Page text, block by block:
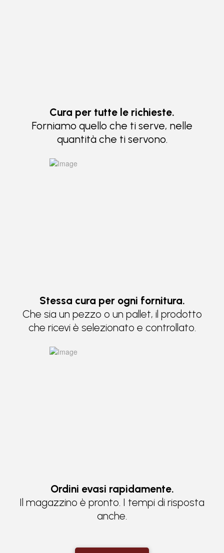
Cura per tutte le richieste.
Forniamo quello che ti serve, nelle
quantità che ti servono.
Stessa cura per ogni fornitura.
Che sia un pezzo o un pallet, il prodotto
che ricevi è selezionato e controllato.
Ordini evasi rapidamente.
Il magazzino è pronto. I tempi di risposta
anche.